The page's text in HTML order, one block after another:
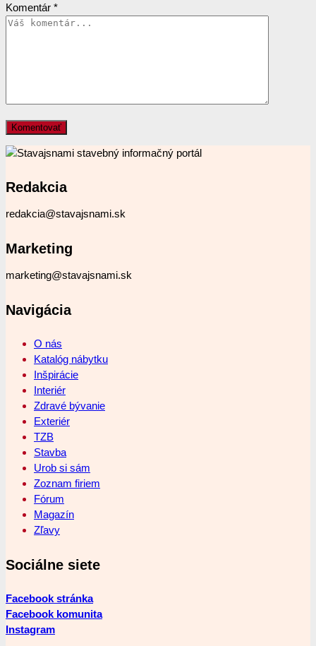
Komentár *
Redakcia
redakcia@stavajsnami.sk
Marketing
marketing@stavajsnami.sk
Navigácia
O nás
Katalóg nábytku
Inšpirácie
Interiér
Zdravé bývanie
Exteriér
TZB
Stavba
Urob si sám
Zoznam firiem
Fórum
Magazín
Zľavy
Sociálne siete
Facebook stránka
Facebook komunita
Instagram